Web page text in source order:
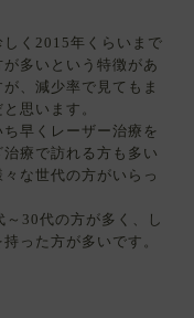
く2015年くらいまで
多いという特徴があ
、減少率で見てもま
思います。
早くレーザー治療を
療で訪れる方も多い
な世代の方がいらっ
30代の方が多く、し
った方が多いです。